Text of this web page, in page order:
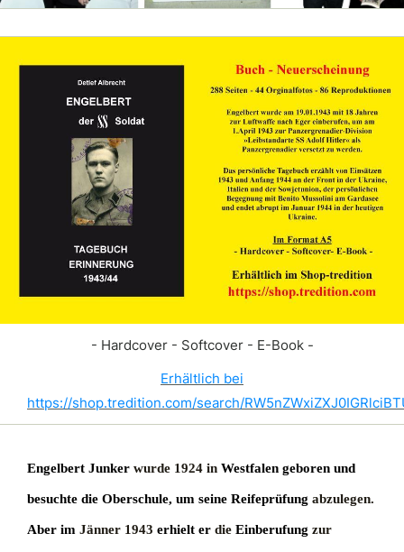
- Hardcover - Softcover - E-Book -
Erhältlich bei
https://shop.tredition.com/search/
Engelbert Junker wurde 1924 in Westfalen geboren und
besuchte die Oberschule, um seine Reifeprüfung abzulegen.
Aber im Jänner 1943 erhielt er die Einberufung zur